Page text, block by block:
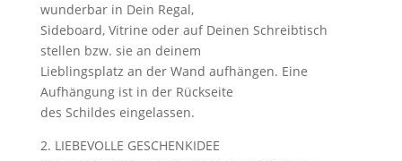
wunderbar in Dein Regal,
Sideboard, Vitrine oder auf Deinen Schreibtisch
stellen bzw. sie an deinem
Lieblingsplatz an der Wand aufhängen. Eine
Aufhängung ist in der Rückseite
des Schildes eingelassen.
2. LIEBEVOLLE GESCHENKIDEE